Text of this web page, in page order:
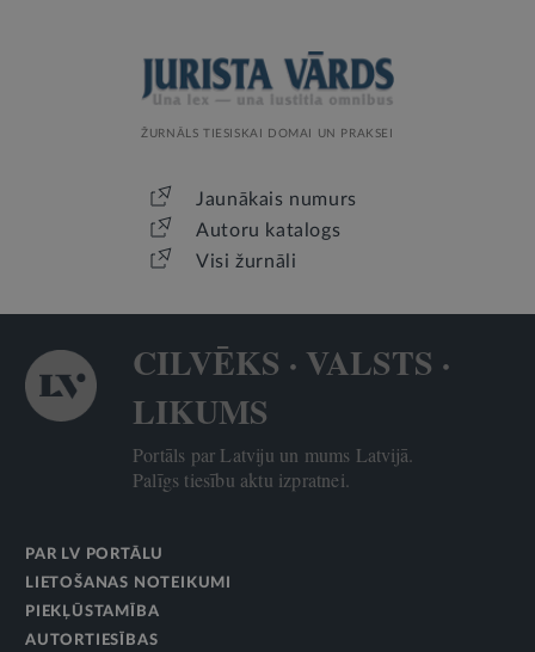
ŽURNĀLS TIESISKAI DOMAI UN PRAKSEI
Jaunākais numurs
Autoru katalogs
Visi žurnāli
CILVĒKS · VALSTS ·
LIKUMS
Portāls par Latviju un mums Latvijā.
Palīgs tiesību aktu izpratnei.
PAR LV PORTĀLU
LIETOŠANAS NOTEIKUMI
PIEKĻŪSTAMĪBA
AUTORTIESĪBAS